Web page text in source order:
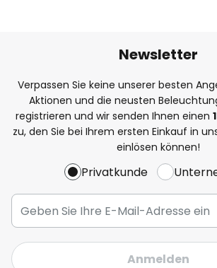
Newsletter
Verpassen Sie keine unserer besten
Aktionen und die neusten
registrieren und wir senden Ihnen einen
zu, den Sie bei Ihrem ersten Einkauf in
einlösen können!
Privatkunde
Anmelden